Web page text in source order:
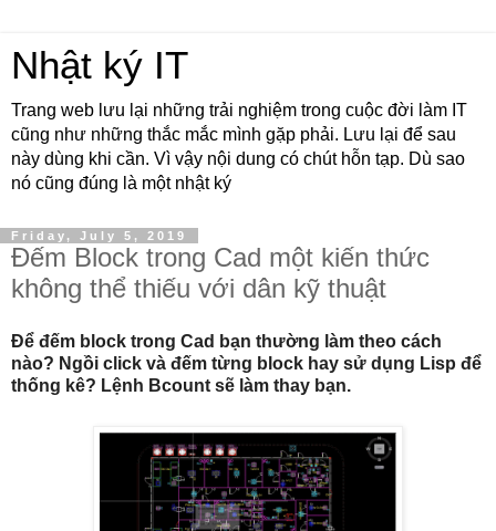
Nhật ký IT
Trang web lưu lại những trải nghiệm trong cuộc đời làm IT
cũng như những thắc mắc mình gặp phải. Lưu lại để sau
này dùng khi cần. Vì vậy nội dung có chút hỗn tạp. Dù sao
nó cũng đúng là một nhật ký
Friday, July 5, 2019
Đếm Block trong Cad một kiến thức
không thể thiếu với dân kỹ thuật
Để đếm block trong Cad bạn thường làm theo cách
nào? Ngồi click và đếm từng block hay sử dụng Lisp để
thống kê? Lệnh Bcount sẽ làm thay bạn.